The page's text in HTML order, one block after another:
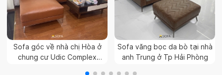
Sofa góc về nhà chị Hòa ở
chung cư Udic Complex
Sofa văng bọc da bò tại nhà
anh Trung ở Tp Hải Phòng